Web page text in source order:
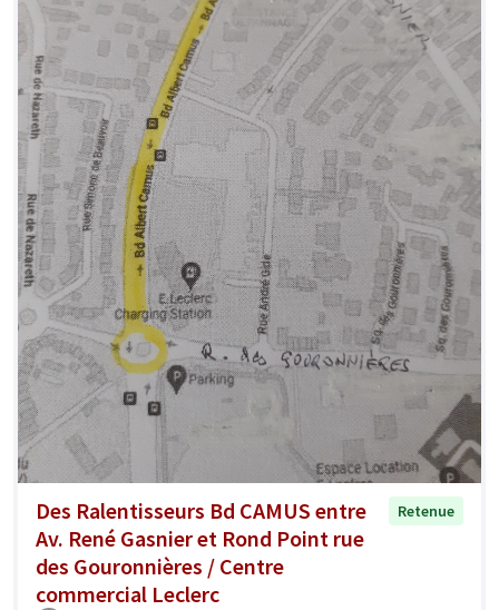
Des Ralentisseurs Bd CAMUS entre
Av. René Gasnier et Rond Point rue
des Gouronnières / Centre
commercial Leclerc
Retenue